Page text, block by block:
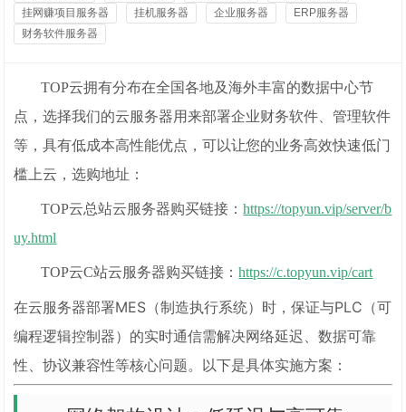
挂网赚项目服务器
挂机服务器 企业服务器
ERP服务器
财务软件服务器
TOP云拥有分布在全国各地及海外丰富的数据中心节
点，选择我们的云服务器用来部署企业财务软件、管理软件
等，具有低成本高性能优点，可以让您的业务高效快速低门
槛上云，选购地址：
TOP云总站云服务器购买链接：https://topyun.vip/server/b
uy.html
TOP云C站云服务器购买链接：https://c.topyun.vip/cart
在云服务器部署MES（制造执行系统）时，保证与PLC（可
编程逻辑控制器）的实时通信需解决网络延迟、数据可靠
性、协议兼容性等核心问题。以下是具体实施方案：